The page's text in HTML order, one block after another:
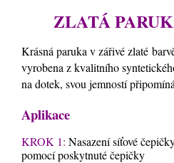
ZLATÁ
Krásná paruka v zářivé zlaté
vyrobena z kvalitního
na dotek, svou jemností
Aplikace
KROK 1: Nasazení síťové
pomocí poskytnuté čepičky